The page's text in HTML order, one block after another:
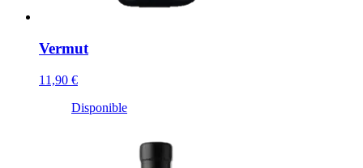
Vermut
11,90 €
Disponible